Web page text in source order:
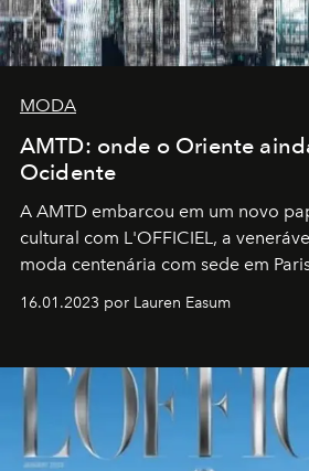
MODA
AMTD: onde o Oriente
Ocidente
A AMTD embarcou em um novo
cultural com L'OFFICIEL, a
moda centenária com sede em
16.01.2023 por Lauren Easum